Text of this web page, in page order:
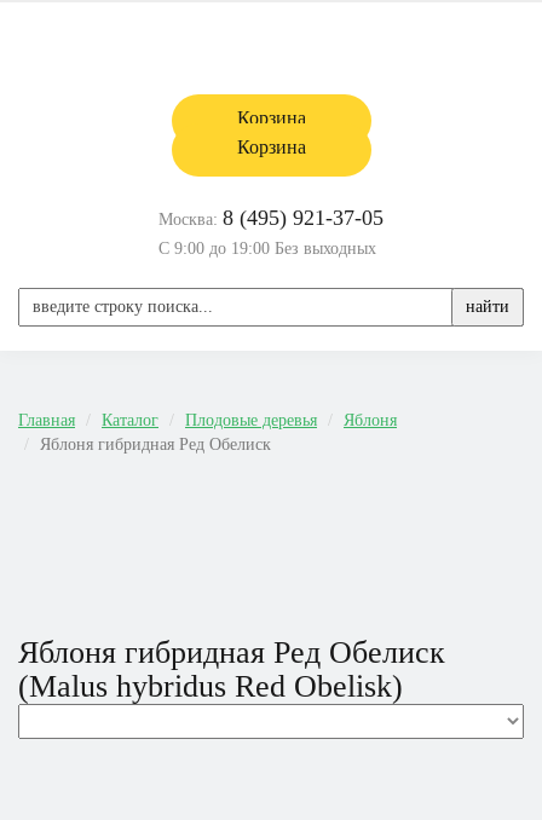
Корзина
Корзина
Москва: 8 (495) 921-37-05
С 9:00 до 19:00 Без выходных
найти
Главная Каталог Плодовые деревья
Яблоня
Яблоня гибридная Ред Обелиск
Яблоня гибридная Ред Обелиск
(Malus hybridus Red Obelisk)